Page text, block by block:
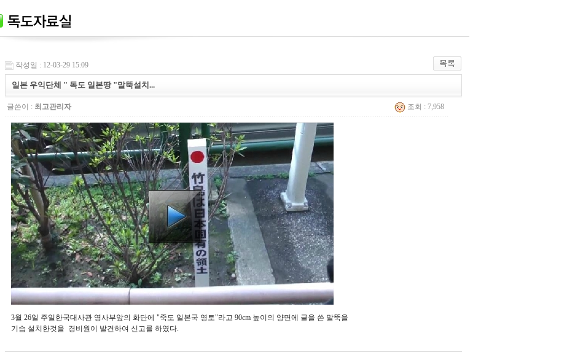
작성일 : 12-03-29 15:09
일본 우익단체 " 독도 일본땅 "말뚝설치...
글쓴이 : 최고관리자 조회 : 7,958
3월 26일 주일한국대사관 영사부앞의 화단에 "죽도 일본국 영토"라고 90cm 높이의 양면에 글을 쓴 말뚝을
기습 설치한것을 경비원이 발견하여 신고를 하였다.